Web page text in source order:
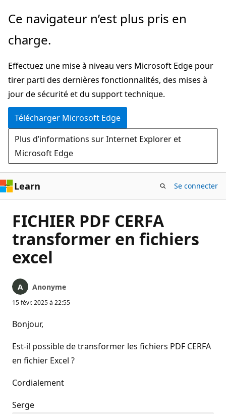
Passer
directement
au
principal
Ce navigateur n’est plus pris en
charge.
Effectuez une mise à niveau vers Microsoft Edge pour
tirer parti des dernières fonctionnalités, des mises à
jour de sécurité et du support technique.
Télécharger Microsoft Edge
Plus d’informations sur Internet Explorer et
Microsoft Edge
Learn Se connecter
FICHIER PDF CERFA
transformer en fichiers
excel
Anonyme
15 févr. 2025 à 22:55
Bonjour,
Est-il possible de transformer les fichiers PDF CERFA
en fichier Excel ?
Cordialement
Serge